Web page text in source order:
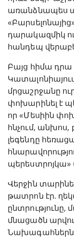
առանձնապես
դարակազմիկ ու
հանդեպ
Բայց հիմա
Կատալոնիայում
մրցաշրջանը
փոխարինել է
որ «Մեսիին
հնչում,
լեգենդը
պերեստրոյկա»
Վերջին
թատրոն էր.
ընտրությունը,
մնացածն
Նախագահներն